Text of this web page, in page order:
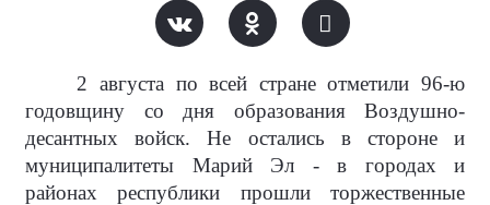
2 августа по всей стране отметили 96-ю
годовщину со дня образования Воздушно-
десантных войск. Не остались в стороне и
муниципалитеты Марий Эл - в городах и
районах республики прошли торжественные